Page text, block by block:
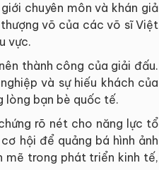
chuyên môn và khán giả
võ của các võ sĩ Việt
vực.
thành công của giải đấu.
và sự hiếu khách của
lòng bạn bè quốc tế.
rõ nét cho năng lực tổ
hội để quảng bá hình ảnh
mẽ trong phát triển kinh tế,